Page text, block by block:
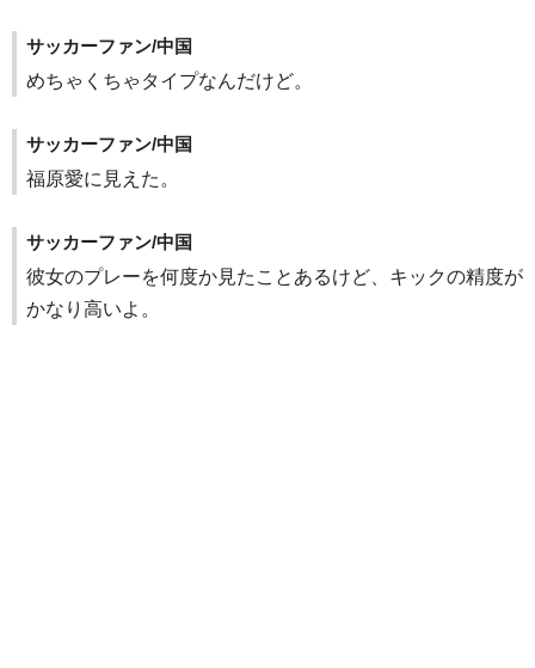
サッカーファン/中国
めちゃくちゃタイプなんだけど。
サッカーファン/中国
福原愛に見えた。
サッカーファン/中国
彼女のプレーを何度か見たことあるけど、キックの精度が
かなり高いよ。